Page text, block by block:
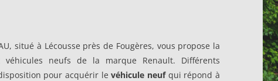
situé à Lécousse près de Fougères, vous propose la
neufs de la marque Renault. Différents
pour acquérir levéhicule neufqui répond à